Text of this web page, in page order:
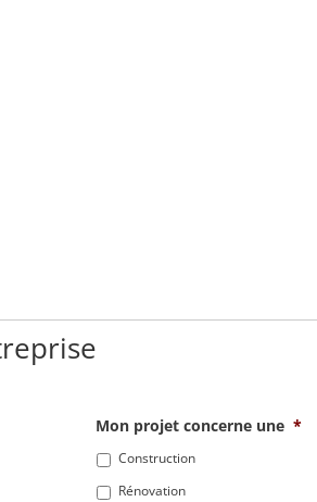
Mon projet concerne une *
Construction
Rénovation